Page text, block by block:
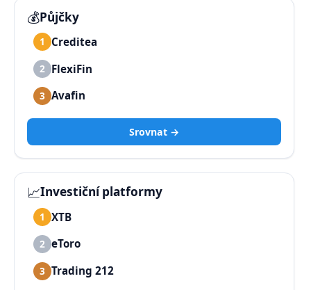
💰Půjčky
1 Creditea
2 FlexiFin
3 Avafin
Srovnat →
📈Investiční platformy
1 XTB
2 eToro
3 Trading 212